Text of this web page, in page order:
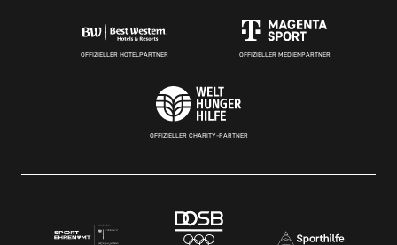
OFFIZIELLER HOTELPARTNER OFFIZIELLER MEDIENPARTNER
OFFIZIELLER CHARITY-PARTNER